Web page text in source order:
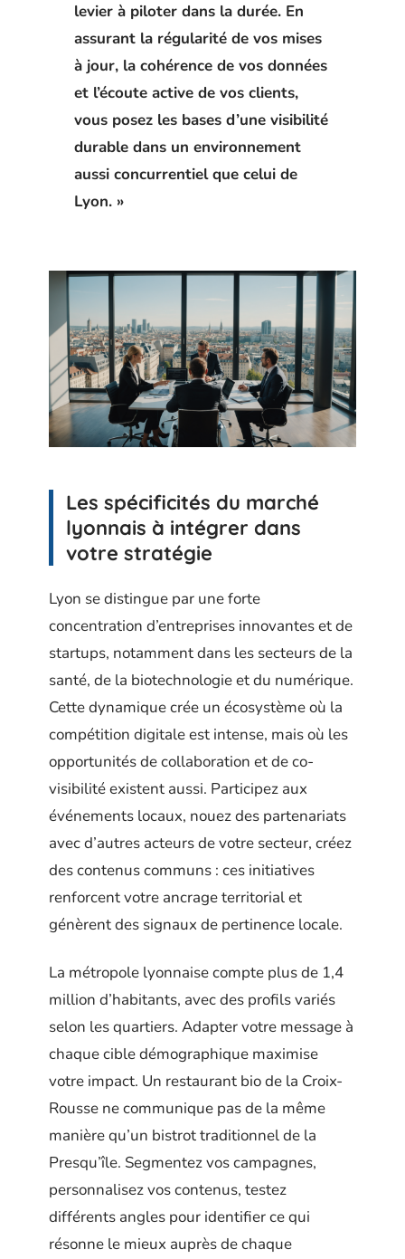
levier à piloter dans la durée. En
assurant la régularité de vos mises
à jour, la cohérence de vos données
et l’écoute active de vos clients,
vous posez les bases d’une visibilité
durable dans un environnement
aussi concurrentiel que celui de
Lyon. »
Les spécificités du marché
lyonnais à intégrer dans
votre stratégie
Lyon se distingue par une forte
concentration d’entreprises innovantes et de
startups, notamment dans les secteurs de la
santé, de la biotechnologie et du numérique.
Cette dynamique crée un écosystème où la
compétition digitale est intense, mais où les
opportunités de collaboration et de co-
visibilité existent aussi. Participez aux
événements locaux, nouez des partenariats
avec d’autres acteurs de votre secteur, créez
des contenus communs : ces initiatives
renforcent votre ancrage territorial et
génèrent des signaux de pertinence locale.
La métropole lyonnaise compte plus de 1,4
million d’habitants, avec des profils variés
selon les quartiers. Adapter votre message à
chaque cible démographique maximise
votre impact. Un restaurant bio de la Croix-
Rousse ne communique pas de la même
manière qu’un bistrot traditionnel de la
Presqu’île. Segmentez vos campagnes,
personnalisez vos contenus, testez
différents angles pour identifier ce qui
résonne le mieux auprès de chaque